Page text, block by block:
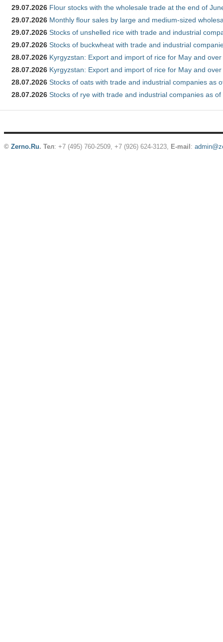
29.07.2026 Flour stocks with the wholesale trade at the end of
29.07.2026 Monthly flour sales by large and medium-sized
29.07.2026 Stocks of unshelled rice with trade and industrial
29.07.2026 Stocks of buckwheat with trade and industrial
28.07.2026 Kyrgyzstan: Export and import of rice for May and
28.07.2026 Kyrgyzstan: Export and import of rice for May and
28.07.2026 Stocks of oats with trade and industrial companies as
28.07.2026 Stocks of rye with trade and industrial companies as
© Zerno.Ru. Тел: +7 (495) 760-2509, +7 (926) 624-3123, E-mail :